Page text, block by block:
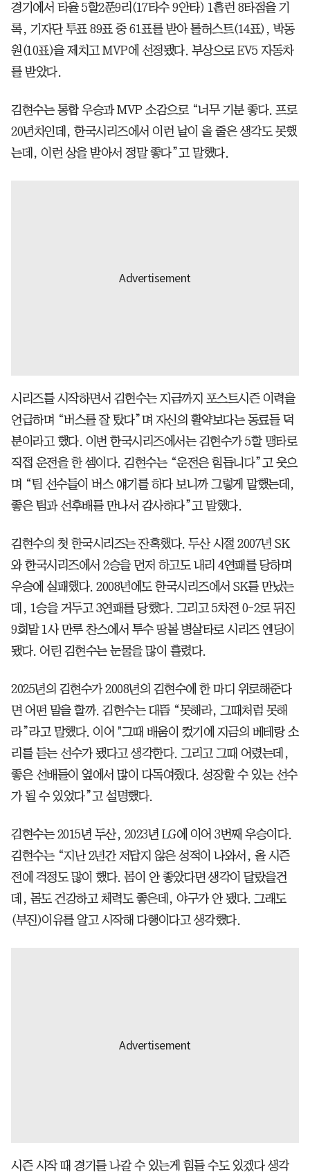
경기에서 타율 5할2푼9리(17타수 9안타) 1홈런 8타점을 기
록, 기자단 투표 89표 중 61표를 받아 톨허스트(14표), 박동
원(10표)을 제치고 MVP에 선정됐다. 부상으로 EV5 자동차
를 받았다.
김현수는 통합 우승과 MVP 소감으로 “너무 기분 좋다. 프로
20년차인데, 한국시리즈에서 이런 날이 올 줄은 생각도 못했
는데, 이런 상을 받아서 정말 좋다”고 말했다.
시리즈를 시작하면서 김현수는 지금까지 포스트시즌 이력을
언급하며 “버스를 잘 탔다”며 자신의 활약보다는 동료들 덕
분이라고 했다. 이번 한국시리즈에서는 김현수가 5할 맹타로
직접 운전을 한 셈이다. 김현수는 “운전은 힘듭니다”고 웃으
며 “팀 선수들이 버스 얘기를 하다 보니까 그렇게 말했는데,
좋은 팀과 선후배를 만나서 감사하다”고 말했다.
김현수의 첫 한국시리즈는 잔혹했다. 두산 시절 2007년 SK
와 한국시리즈에서 2승을 먼저 하고도 내리 4연패를 당하며
우승에 실패했다. 2008년에도 한국시리즈에서 SK를 만났는
데, 1승을 거두고 3연패를 당했다. 그리고 5차전 0-2로 뒤진
9회말 1사 만루 찬스에서 투수 땅볼 병살타로 시리즈 엔딩이
됐다. 어린 김현수는 눈물을 많이 흘렸다.
2025년의 김현수가 2008년의 김현수에 한 마디 위로해준다
면 어떤 말을 할까. 김현수는 대뜸 “못해라, 그때처럼 못해
라”라고 말했다. 이어 "그때 배움이 컸기에 지금의 베테랑 소
리를 듣는 선수가 됐다고 생각한다. 그리고 그때 어렸는데,
좋은 선배들이 옆에서 많이 다독여줬다. 성장할 수 있는 선수
가 될 수 있었다”고 설명했다.
김현수는 2015년 두산, 2023년 LG에 이어 3번째 우승이다.
김현수는 “지난 2년간 저답지 않은 성적이 나와서, 올 시즌
전에 걱정도 많이 했다. 몸이 안 좋았다면 생각이 달랐을건
데, 몸도 건강하고 체력도 좋은데, 야구가 안 됐다. 그래도
(부진)이유를 알고 시작해 다행이다고 생각했다.
시즌 시작 때 경기를 나갈 수 있는게 힘들 수도 있겠다 생각